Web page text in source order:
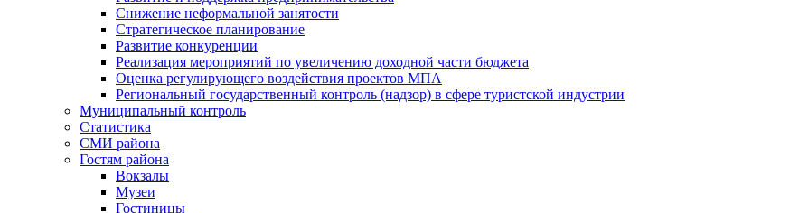
Снижение неформальной занятости
Стратегическое планирование
Развитие конкуренции
Реализация мероприятий по увеличению доходной части бюджета
Оценка регулирующего воздействия проектов МПА
Региональный государственный контроль (надзор) в сфере туристской индустрии
Муниципальный контроль
Статистика
СМИ района
Гостям района
Вокзалы
Музеи
Гостиницы